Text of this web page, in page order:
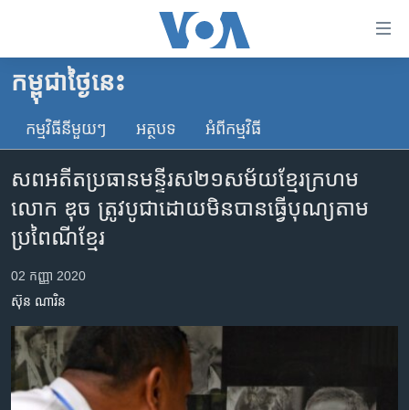
គេហទំព័រ​
ទាក់ទង
និង​
ចូល​
ទំព័រ​
ព័ត៌មាន​​
ម្តង
រំលង​
និង​
ចូល​
ទៅ​
ទំព័រ​
កម្ពុជា
អន្តរជាតិ
ហេឡូវីអូអេ
ព្រឹត្តិការណ៍ព័ត៌មាន
ទូរទស្សន៍ / វីដេអូ​
វិទ្យុ / ផតខាសថ៍
កម្មវិធីទាំងអស់
កម្ពុជាថ្ងៃនេះ
កម្មវិធី​នីមួយៗ អត្ថបទ​ អំពី​កម្មវិធី​
សពអតីតប្រធានមន្ទីរស២១សម័យខ្មែរក្រហម
លោក ឌុច ត្រូវបូជាដោយមិនបានធ្វើបុណ្យតាម
ប្រពៃណីខ្មែរ
02 កញ្ញា 2020
ស៊ុន ណារិន